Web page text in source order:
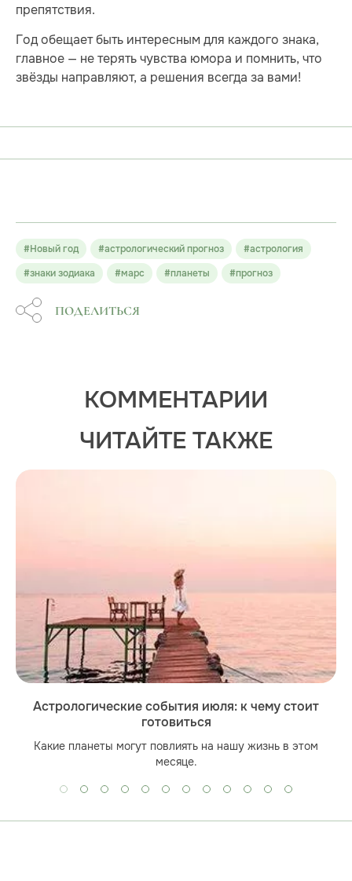
препятствия.
Год обещает быть интересным для каждого знака,
главное — не терять чувства юмора и помнить, что
звёзды направляют, а решения всегда за вами!
#Новый год #астрологический прогноз
#астрология
#знаки зодиака
#марс #планеты #прогноз
ПОДЕЛИТЬСЯ
КОММЕНТАРИИ
ЧИТАЙТЕ ТАКЖЕ
Астрологические события июля: к чему стоит
готовиться
Какие планеты могут повлиять на нашу жизнь в этом
месяце.